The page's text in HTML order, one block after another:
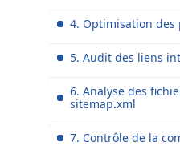
4. Optimisation des
5. Audit des liens
6. Analyse des
sitemap.xml
7. Contrôle de la